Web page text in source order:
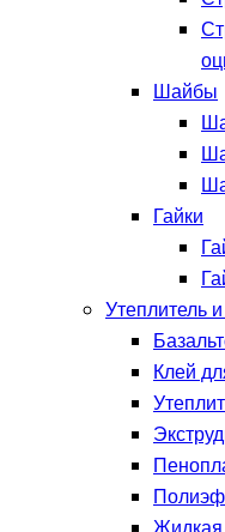
Шайбы
Гайки
Утеплитель
Клей